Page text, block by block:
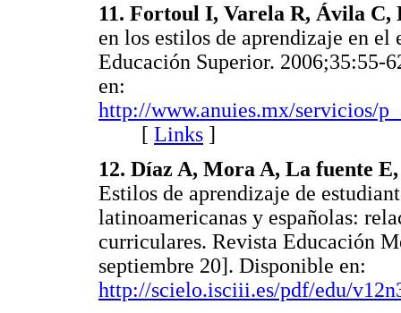
11. Fortoul I, Varela R, Ávila C,
en los estilos de aprendizaje en
Educación Superior. 2006;35:55-
en:
http://www.anuies.mx/servicios/
[ Links ]
12. Díaz A, Mora A, La fuente
Estilos de aprendizaje de
latinoamericanas y españolas:
curriculares. Revista Educación
septiembre 20]. Disponible en:
http://scielo.isciii.es/pdf/edu/